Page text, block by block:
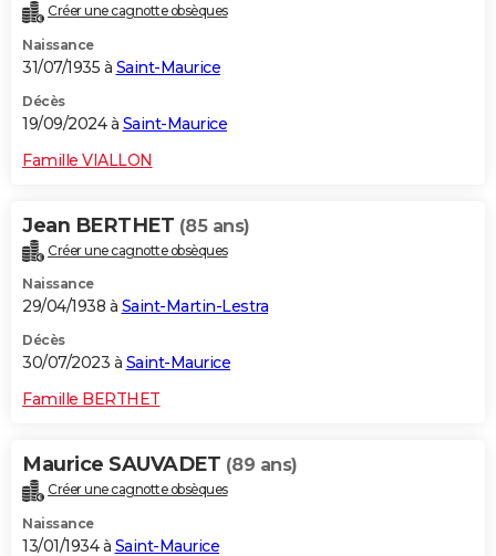
Créer une cagnotte obsèques
Naissance
31/07/1935 à Saint-Maurice
Décès
19/09/2024 à Saint-Maurice
Famille VIALLON
Jean BERTHET (85 ans)
Créer une cagnotte obsèques
Naissance
29/04/1938 à Saint-Martin-Lestra
Décès
30/07/2023 à Saint-Maurice
Famille BERTHET
Maurice SAUVADET (89 ans)
Créer une cagnotte obsèques
Naissance
13/01/1934 à Saint-Maurice